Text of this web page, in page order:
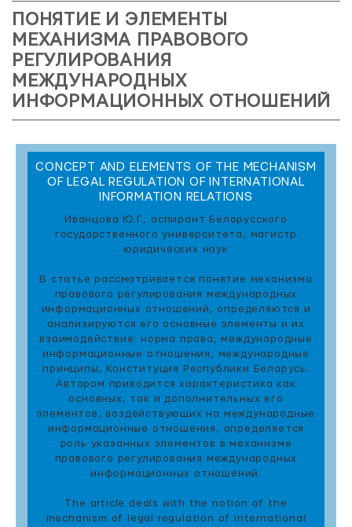
ПОНЯТИЕ И ЭЛЕМЕНТЫ
МЕХАНИЗМА ПРАВОВОГО
РЕГУЛИРОВАНИЯ
МЕЖДУНАРОДНЫХ
ИНФОРМАЦИОННЫХ ОТНОШЕНИЙ
CONCEPT AND ELEMENTS OF THE MECHANISM
OF LEGAL REGULATION OF INTERNATIONAL
INFORMATION RELATIONS
Иванцова Ю.Г., аспирант Белорусского
государственного университета, магистр
юридических наук
В статье рассматривается понятие механизма
правового регулирования международных
информационных отношений, определяются и
анализируются его основные элементы и их
взаимодействие: норма права, международные
информационные отношения, международные
принципы, Конституция Республики Беларусь.
Автором приводится характеристика как
основных, так и дополнительных его
элементов, воздействующих на международные
информационные отношения, определяется
роль указанных элементов в механизме
правового регулирования международных
информационных отношений.
The article deals with the notion of the
mechanism of legal regulation of international